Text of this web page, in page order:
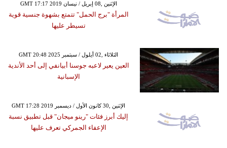
GMT 17:17 2019 الإثنين ,08 إبريل / نيسان
المرأة "برج الحمل" تتمتع بشهوة جنسية قوية
تسيطر عليها
GMT 20:48 2025 الثلاثاء ,02 أيلول / سبتمبر
العين يعير لاعبه جوسنا أبيانفي إلى أحد الأندية
الإسبانية
GMT 17:28 2019 الإثنين ,30 كانون الأول / ديسمبر
إليك أبرز فئات "رينو ميجان" قبل تطبيق نسبة
الإعفاء الجمركي تعرف عليها